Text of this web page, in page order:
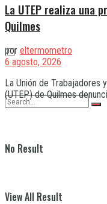
No Result
View All Result
La UTEP realiza una
Quilmes
por eltermometro
6 agosto, 2026
La Unión de Trabajadores
(UTEP) de Quilmes